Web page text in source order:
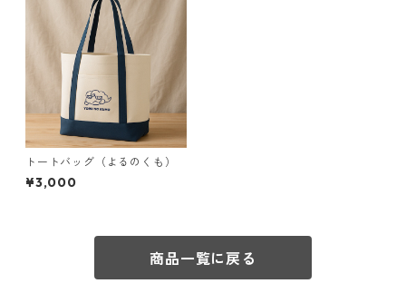
トートバッグ（よるのくも）
¥3,000
商品一覧に戻る